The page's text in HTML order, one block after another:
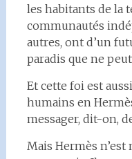
les habitants de la
communautés
autres, ont d’un
paradis que ne
Et cette foi est
humains en
messager, dit-on,
Mais Hermès